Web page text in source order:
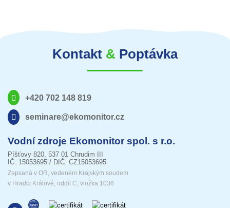
Kontakt & Poptávka
+420 702 148 819
seminare@ekomonitor.cz
Vodní zdroje Ekomonitor spol. s r.o.
Píšťovy 820, 537 01 Chrudim III
IČ: 15053695 / DIČ: CZ15053695
Zapsaná v OR, vedeném Krajským soudem
v Hradci Králové, oddíl C, vložka 1036